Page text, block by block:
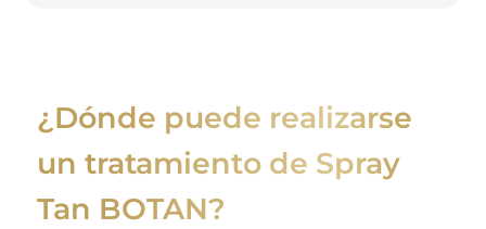
¿Dónde puede realizarse
un tratamiento de Spray
Tan BOTAN?